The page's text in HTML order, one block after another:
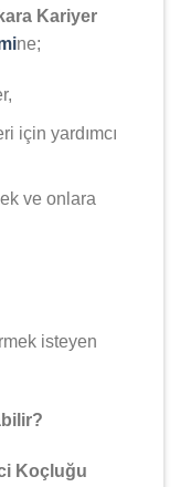
Kariyer
ne;
için yardımcı
ve onlara
isteyen
Koçluğu